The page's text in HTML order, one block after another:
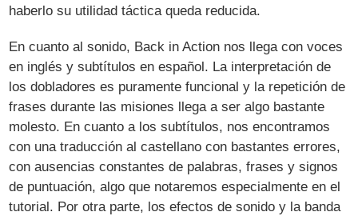
haberlo su utilidad táctica queda reducida.
En cuanto al sonido, Back in Action nos llega con voces
en inglés y subtítulos en español. La interpretación de
los dobladores es puramente funcional y la repetición de
frases durante las misiones llega a ser algo bastante
molesto. En cuanto a los subtítulos, nos encontramos
con una traducción al castellano con bastantes errores,
con ausencias constantes de palabras, frases y signos
de puntuación, algo que notaremos especialmente en el
tutorial. Por otra parte, los efectos de sonido y la banda